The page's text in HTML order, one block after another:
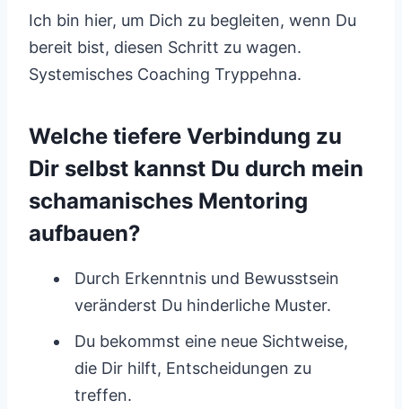
Ich bin hier, um Dich zu begleiten, wenn Du
bereit bist, diesen Schritt zu wagen.
Systemisches Coaching Tryppehna.
Welche tiefere Verbindung zu
Dir selbst kannst Du durch mein
schamanisches Mentoring
aufbauen?
Durch Erkenntnis und Bewusstsein
veränderst Du hinderliche Muster.
Du bekommst eine neue Sichtweise,
die Dir hilft, Entscheidungen zu
treffen.